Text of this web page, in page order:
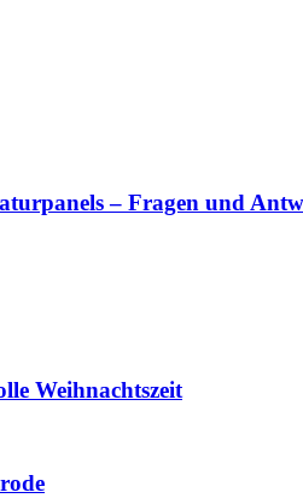
– Fragen und
Weihnachtszeit